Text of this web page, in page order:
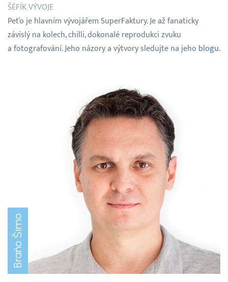
ŠÉFÍK VÝVOJE
Peťo je hlavním vývojářem SuperFaktury. Je až fanaticky
závislý na kolech, chilli, dokonalé reprodukci zvuku
a fotografování. Jeho názory a výtvory sledujte na jeho blogu.
Braňo Šimo